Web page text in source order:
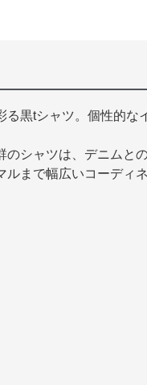
る黒tシャツ。個性的
シャツは、デニムとの
まで幅広いコーディ